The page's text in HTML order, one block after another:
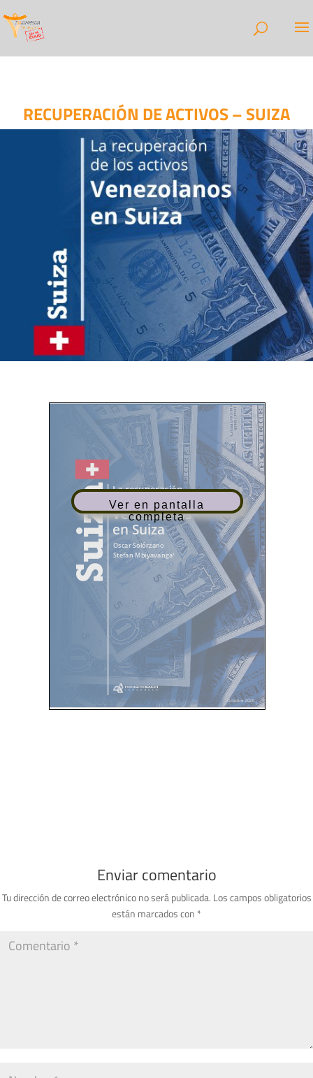
RECUPERACIÓN DE ACTIVOS – SUIZA
Ver en pantalla
completa
Enviar comentario
Tu dirección de correo electrónico no será publicada. Los campos obligatorios
están marcados con *